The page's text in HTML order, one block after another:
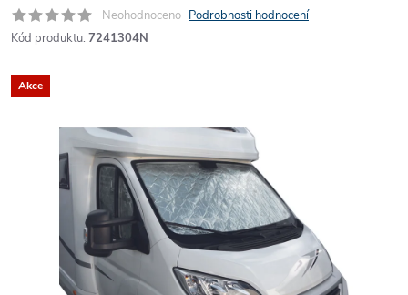
Neohodnoceno Podrobnosti hodnocení
Kód produktu: 7241304N
Akce